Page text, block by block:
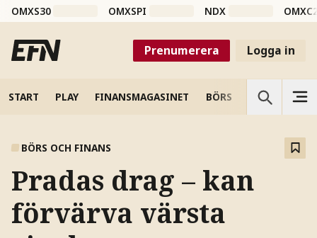
OMXS30 OMXSPI NDX
Prenumerera Logga in
START PLAY FINANSMAGASINET BÖRS VETENSKAP
BÖRS OCH FINANS
Pradas drag – kan
förvärva värsta